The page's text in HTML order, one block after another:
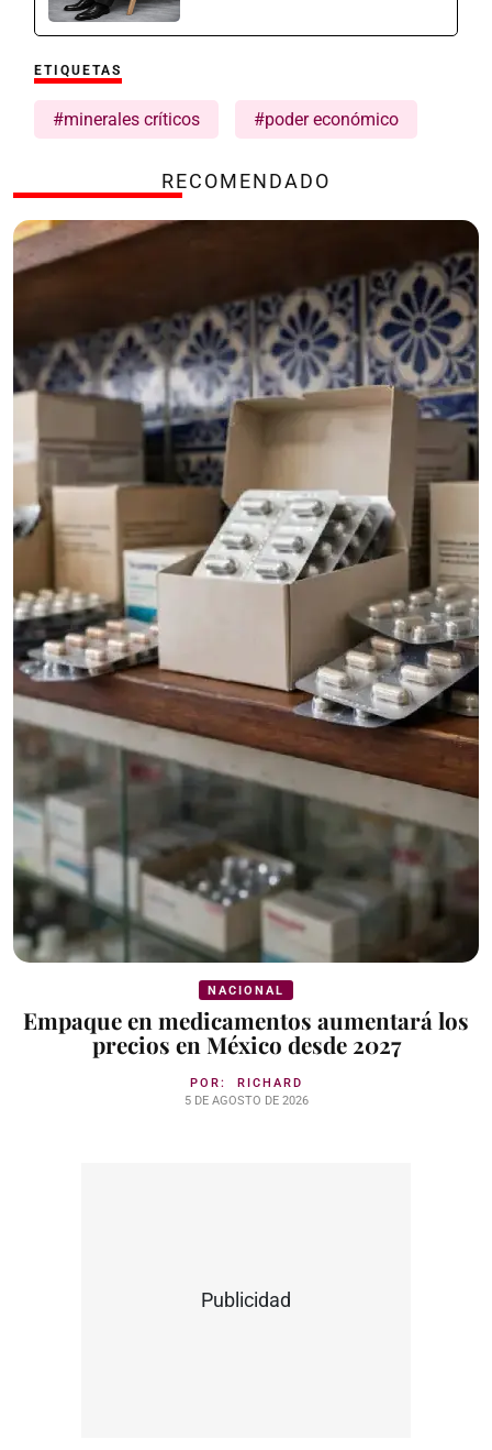
ETIQUETAS
#minerales críticos #poder económico
RECOMENDADO
NACIONAL
Empaque en medicamentos aumentará los
precios en México desde 2027
POR: RICHARD
5 DE AGOSTO DE 2026
Publicidad